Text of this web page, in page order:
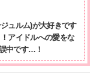
ュルム)が大好きです
アイドルへの愛をな
中です…！